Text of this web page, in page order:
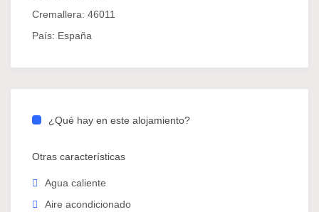
💡 Servicios incluidos:
Electricidad
Precio cerrado, sin costes adicionales ni
Este loft se encuentra en el barrio del Cabanyal, una
Cremallera: 46011
País: España
¿Qué hay en este alojamiento?
Otras características
Agua caliente
Aire acondicionado